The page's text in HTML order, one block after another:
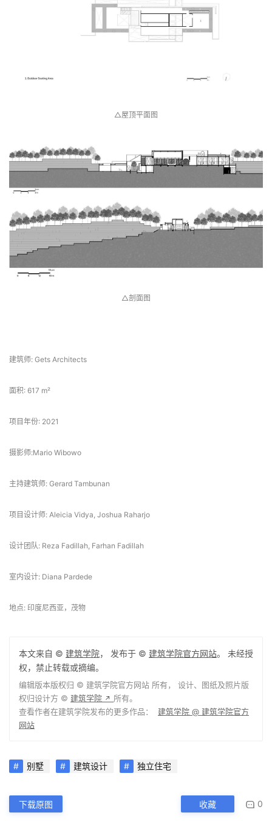
△屋顶平面图
△剖面图
建筑师: Gets Architects
面积: 617 m²
项目年份: 2021
摄影师:Mario Wibowo
主持建筑师: Gerard Tambunan
项目设计师: Aleicia Vidya, Joshua Raharjo
设计团队: Reza Fadillah, Farhan Fadillah
室内设计: Diana Pardede
地点: 印度尼西亚，茂物
本文来自 © 建筑学院， 发布于 © 建筑学院官方网站。 未经授
权，禁止转载或摘编。
编辑版本版权归 © 建筑学院官方网站 所有， 设计、图纸及照片版
权归设计方 © 建筑学院 ↗ 所有。
查看作者在建筑学院发布的更多作品： 建筑学院 @ 建筑学院官方
网站
别墅 建筑设计 独立住宅
下载原图 收藏 0